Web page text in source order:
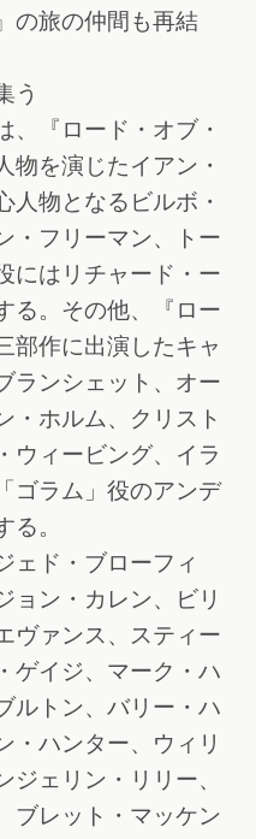
の旅の仲間も再結
う
、『ロード・オブ・
物を演じたイアン・
人物となるビルボ・
・フリーマン、トー
にはリチャード・ー
る。その他、『ロー
部作に出演したキャ
ランシェット、オー
・ホルム、クリスト
ウィービング、イラ
ゴラム」役のアンデ
る。
ェド・ブローフィ
ョン・カレン、ビリ
ヴァンス、スティー
ゲイジ、マーク・ハ
ルトン、バリー・ハ
・ハンター、ウィリ
ジェリン・リリー、
ブレット・マッケン